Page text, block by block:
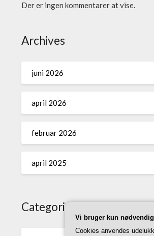
Der er ingen kommentarer at vise.
Archives
juni 2026
april 2026
februar 2026
april 2025
Categories
Vi bruger kun
Cookies anvendes